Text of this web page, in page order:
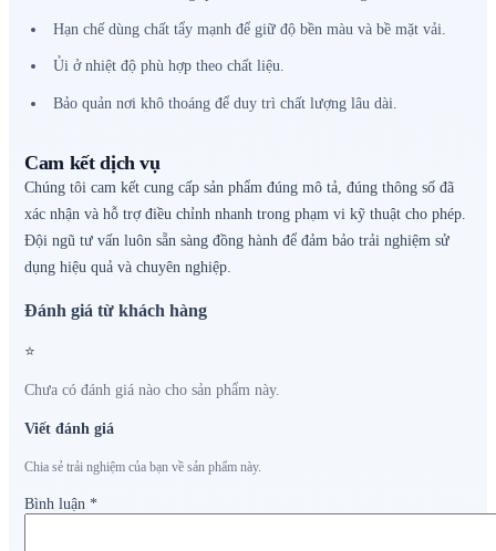
Hạn chế dùng chất tẩy mạnh để giữ độ bền màu và bề mặt vải.
Ủi ở nhiệt độ phù hợp theo chất liệu.
Bảo quản nơi khô thoáng để duy trì chất lượng lâu dài.
Cam kết dịch vụ
Chúng tôi cam kết cung cấp sản phẩm đúng mô tả, đúng thông số đã
xác nhận và hỗ trợ điều chỉnh nhanh trong phạm vi kỹ thuật cho phép.
Đội ngũ tư vấn luôn sẵn sàng đồng hành để đảm bảo trải nghiệm sử
dụng hiệu quả và chuyên nghiệp.
Đánh giá từ khách hàng
⭐
Chưa có đánh giá nào cho sản phẩm này.
Viết đánh giá
Chia sẻ trải nghiệm của bạn về sản phẩm này.
Bình luận *